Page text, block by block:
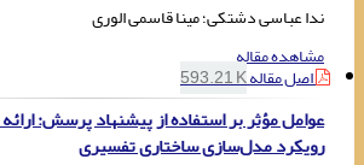
ندا عباسی دشتکی؛ مینا قاسمی الوری
مشاهده مقاله
اصل مقاله593.21 K
عوامل مؤثر بر استفاده از پیشنهاد پرسش: ارائه
رویکرد مدل‌سازی ساختاری تفسیری